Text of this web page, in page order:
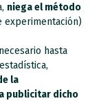
niega el método
experimentación)
hasta
la
publicitar dicho